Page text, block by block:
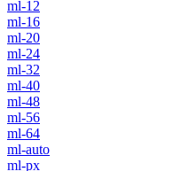
ml-12
ml-16
ml-20
ml-24
ml-32
ml-40
ml-48
ml-56
ml-64
ml-auto
ml-px